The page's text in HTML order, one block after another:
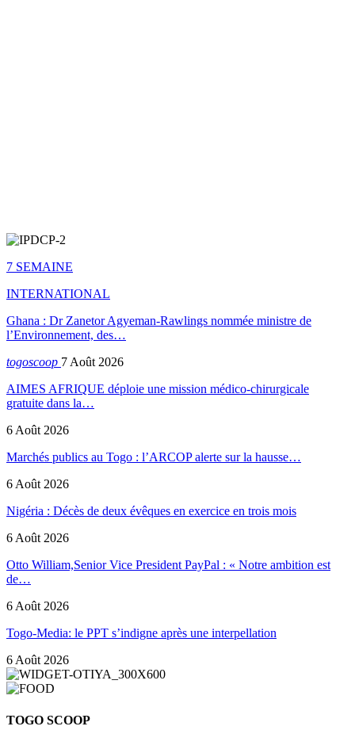
7 SEMAINE
INTERNATIONAL
Ghana : Dr Zanetor Agyeman-Rawlings nommée ministre de
l’Environnement, des…
togoscoop 7 Août 2026
AIMES AFRIQUE déploie une mission médico-chirurgicale
gratuite dans la…
6 Août 2026
Marchés publics au Togo : l’ARCOP alerte sur la hausse…
6 Août 2026
Nigéria : Décès de deux évêques en exercice en trois mois
6 Août 2026
Otto William,Senior Vice President PayPal : « Notre ambition est
de…
6 Août 2026
Togo-Media: le PPT s’indigne après une interpellation
6 Août 2026
TOGO SCOOP